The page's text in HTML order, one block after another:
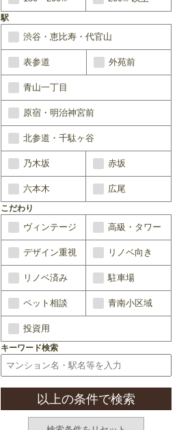
駅
渋谷・恵比寿・代官山
表参道 外苑前
青山一丁目
原宿・明治神宮前
北参道・千駄ヶ谷
乃木坂 赤坂
六本木 広尾
こだわり
ヴィンテージ 高級・タワー
デザイン重視 リノベ向き
リノベ済み 駐車場
ペット相談 青南小区域
投資用
キーワード検索